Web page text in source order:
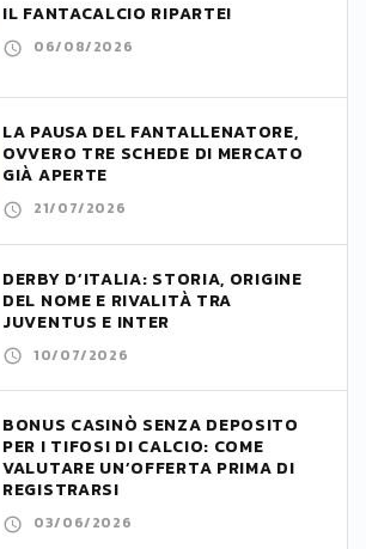
IL FANTACALCIO RIPARTE!
06/08/2026
LA PAUSA DEL FANTALLENATORE,
OVVERO TRE SCHEDE DI MERCATO
GIÀ APERTE
21/07/2026
DERBY D’ITALIA: STORIA, ORIGINE
DEL NOME E RIVALITÀ TRA
JUVENTUS E INTER
10/07/2026
BONUS CASINÒ SENZA DEPOSITO
PER I TIFOSI DI CALCIO: COME
VALUTARE UN’OFFERTA PRIMA DI
REGISTRARSI
03/06/2026